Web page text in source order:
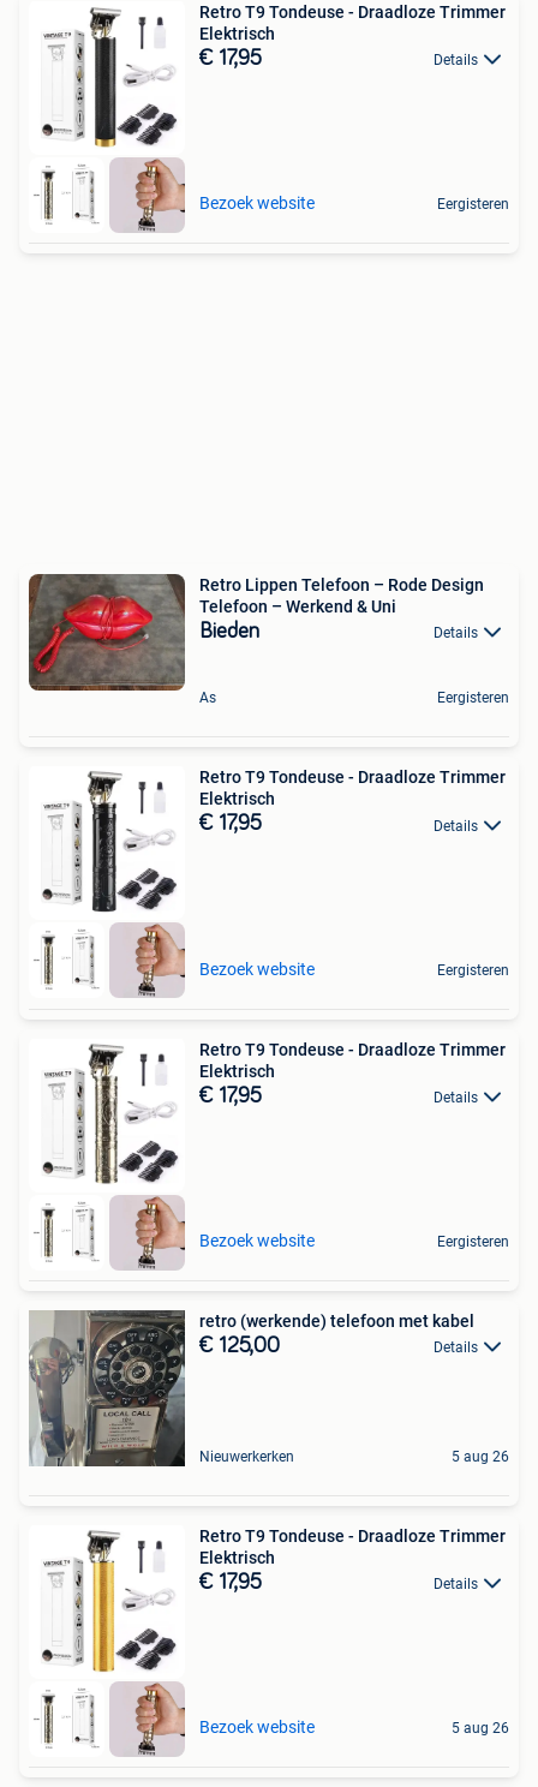
Retro T9 Tondeuse - Draadloze Trimmer
Elektrisch
€ 17,95 Details
Bezoek website Eergisteren
Retro Lippen Telefoon – Rode Design
Telefoon – Werkend & Uni
Bieden Details
As Eergisteren
Retro T9 Tondeuse - Draadloze Trimmer
Elektrisch
€ 17,95 Details
Bezoek website Eergisteren
Retro T9 Tondeuse - Draadloze Trimmer
Elektrisch
€ 17,95 Details
Bezoek website Eergisteren
retro (werkende) telefoon met kabel
€ 125,00 Details
Nieuwerkerken 5 aug 26
Retro T9 Tondeuse - Draadloze Trimmer
Elektrisch
€ 17,95 Details
Bezoek website 5 aug 26